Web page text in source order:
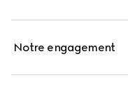
Notre engagement